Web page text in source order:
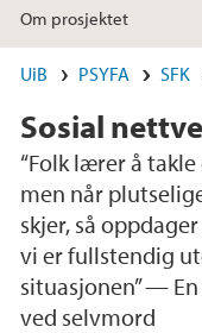
Om prosjektet
UiB PSYFA SFK
Sosial
“Folk lærer å
men når
skjer, så
vi er fullstendig
situasjonen” —
ved selvmord